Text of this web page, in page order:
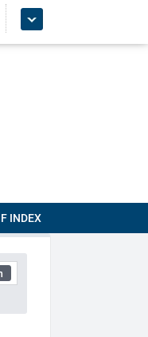
F INDEX